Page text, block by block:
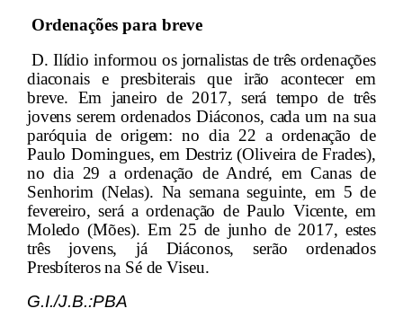
Ordenações para breve
D. Ilídio informou os jornalistas de três ordenações
diaconais e presbiterais que irão acontecer em
breve. Em janeiro de 2017, será tempo de três
jovens serem ordenados Diáconos, cada um na sua
paróquia de origem: no dia 22 a ordenação de
Paulo Domingues, em Destriz (Oliveira de Frades),
no dia 29 a ordenação de André, em Canas de
Senhorim (Nelas). Na semana seguinte, em 5 de
fevereiro, será a ordenação de Paulo Vicente, em
Moledo (Mões). Em 25 de junho de 2017, estes
três jovens, já Diáconos, serão ordenados
Presbíteros na Sé de Viseu.
G.I./J.B.:PBA